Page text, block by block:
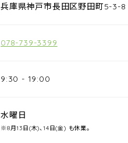
兵庫県神戸市長田区野田町5-3-8
078-739-3399
9:30 - 19:00
水曜日
※8月13日(木)、14日(金) も休業。